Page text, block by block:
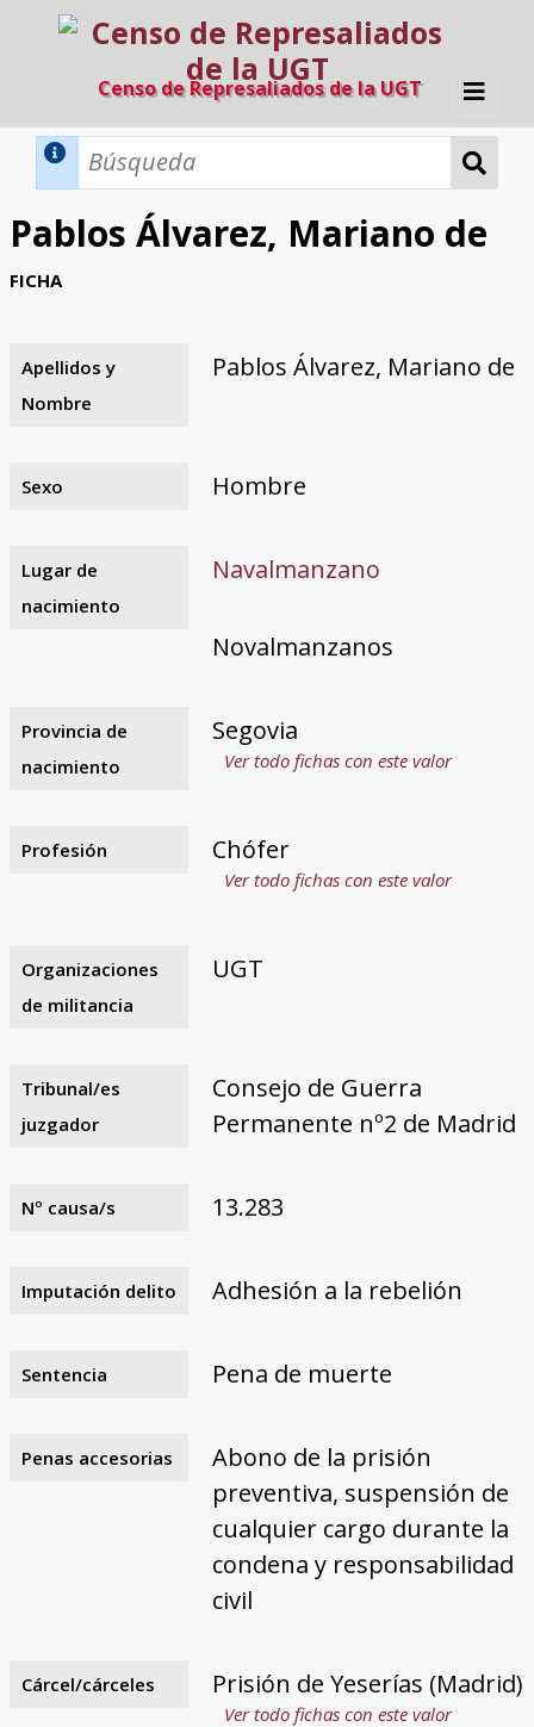
Censo de Represaliados de la UGT
Inicio
Métodos de búsqueda
Búsqueda Dinámica
Búsqueda Avanzada
Razones y objetivos
El equipo
Colaboradores
Fuentes documentales
Pablos Álvarez, Mariano de
FICHA
Apellidos y
Nombre
Pablos Álvarez, Mariano de
Sexo Hombre
Lugar de
nacimiento
Navalmanzano
Novalmanzanos
Provincia de
nacimiento
Segovia
Ver todo fichas con este valor
Profesión Chófer
Ver todo fichas con este valor
Organizaciones
de militancia
UGT
Tribunal/es
juzgador
Consejo de Guerra
Permanente nº2 de Madrid
Nº causa/s 13.283
Imputación delito Adhesión a la rebelión
Sentencia Pena de muerte
Penas accesorias
Abono de la prisión
preventiva, suspensión de
cualquier cargo durante la
condena y responsabilidad
civil
Cárcel/cárceles Prisión de Yeserías (Madrid)
Ver todo fichas con este valor